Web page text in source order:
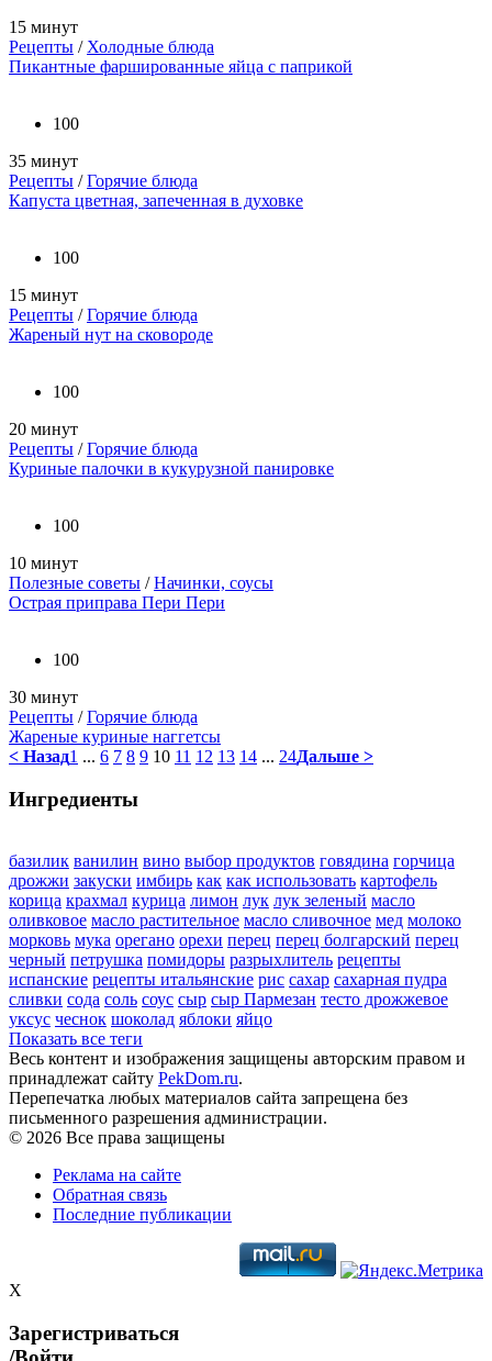
15 минут
Рецепты / Холодные блюда
Пикантные фаршированные яйца с паприкой
100
35 минут
Рецепты /Горячие блюда
Капуста цветная, запеченная в духовке
100
15 минут
Рецепты /Горячие блюда
Жареный нут на сковороде
100
20 минут
Рецепты /Горячие блюда
Куриные палочки в кукурузной панировке
100
10 минут
Полезные советы /Начинки, соусы
Острая приправа Пери Пери
100
30 минут
Рецепты /Горячие блюда
Жареные куриные наггетсы
< Назад1 ... 6 7 8 9 10 11 12 13 14 ... 24Дальше >
Ингредиенты
базилик ванилин вино выбор продуктов говядина горчица
дрожжи закуски имбирь как как использовать картофель
корица крахмал курица лимон лук лук зеленый масло
оливковое масло растительное масло сливочное мед молоко
морковь мука орегано орехи перец перец болгарский перец
черный петрушка помидоры разрыхлитель рецепты
испанские рецепты итальянские рис сахар сахарная пудра
сливки сода соль соус сыр сыр Пармезан тесто дрожжевое
уксус чеснок шоколад яблоки яйцо
Показать все теги
Весь контент и изображения защищены авторским правом и
принадлежат сайту PekDom.ru.
Перепечатка любых материалов сайта запрещена без
письменного разрешения администрации.
© 2026 Все права защищены
Реклама на сайте
Обратная связь
Последние публикации
X
Зарегистриваться